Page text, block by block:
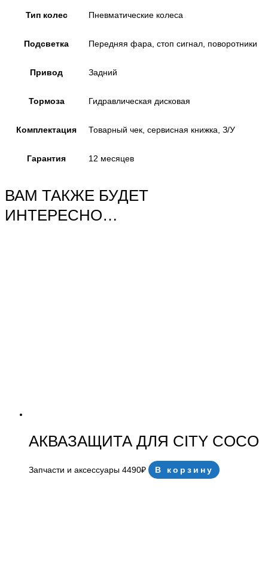
Тип колес Пневматические колеса
Подсветка Передняя фара, стоп сигнал, поворотники
Привод Задний
Тормоза Гидравлическая дисковая
Комплектация Товарный чек, сервисная книжка, З/У
Гарантия 12 месяцев
ВАМ ТАКЖЕ БУДЕТ
ИНТЕРЕСНО…
АКВАЗАЩИТА ДЛЯ CITY COCO
Запчасти и аксессуары 4490₽ В корзину